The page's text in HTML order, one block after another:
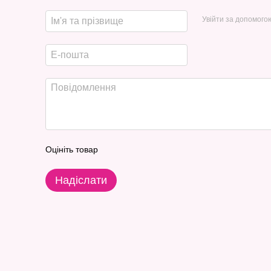
Увійти за
Оцініть товар
Надіслати